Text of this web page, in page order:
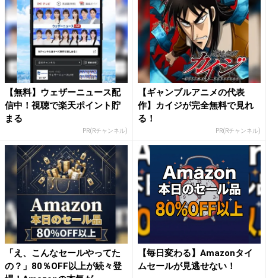
【無料】ウェザーニュース配
信中！視聴で楽天ポイント貯
まる
PR(Rチャンネル)
【ギャンブルアニメの代表
作】カイジが完全無料で見れ
る！
PR(Rチャンネル)
「え、こんなセールやってた
の？」80％OFF以上が続々登
【毎日変わる】Amazonタイ
ムセールが見逃せない！